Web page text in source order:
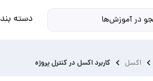
دسته
اکسل کاربرد اکسل در کنترل پروژه